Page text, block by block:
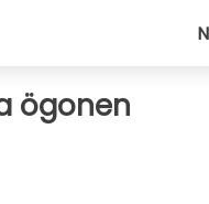
ögonen